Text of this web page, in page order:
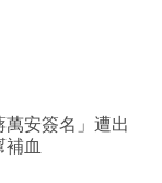
安簽名」遭出
血